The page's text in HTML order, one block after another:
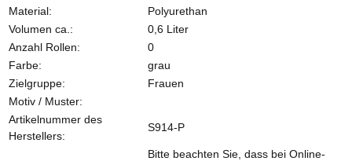
Material:
Polyurethan
Volumen ca.:
0,6 Liter
Anzahl Rollen:
0
Farbe:
grau
Zielgruppe:
Frauen
Motiv / Muster:
Artikelnummer des
Herstellers:
S914-P
Bitte beachten Sie, dass bei Online-